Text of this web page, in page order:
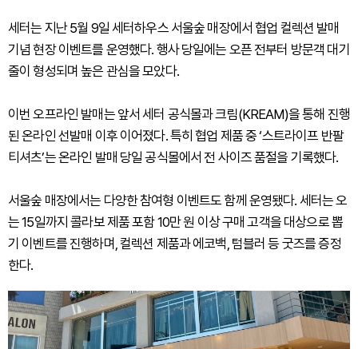
세터는 지난 5월 9일 세터하우스 서울숲 매장에서 협업 컬렉션 발매
기념 현장 이벤트를 운영했다. 행사 당일에는 오픈 전부터 방문객 대기
줄이 형성되며 높은 관심을 모았다.
이번 오프라인 발매는 앞서 세터 공식몰과 크림(KREAM)을 통해 진행
된 온라인 선발매 이후 이어졌다. 특히 협업 제품 중 ‘스트라이프 반팔
티셔츠’는 온라인 발매 당일 공식몰에서 전 사이즈 품절을 기록했다.
서울숲 매장에서는 다양한 참여형 이벤트도 함께 운영됐다. 세터는 오
는 15일까지 콜라보 제품 포함 10만 원 이상 구매 고객을 대상으로 뽑
기 이벤트를 진행하며, 컬렉션 제품과 에코백, 텀블러 등 굿즈를 증정
한다.